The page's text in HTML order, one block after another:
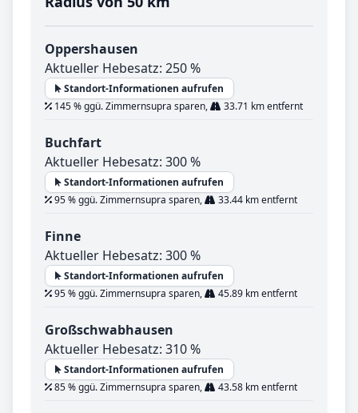
Oppershausen
Aktueller Hebesatz: 250 %
Standort-Informationen aufrufen
145 % ggü. Zimmernsupra sparen,
33.71 km entfernt
Buchfart
Aktueller Hebesatz: 300 %
Standort-Informationen aufrufen
95 % ggü. Zimmernsupra sparen,
33.44 km entfernt
Finne
Aktueller Hebesatz: 300 %
Standort-Informationen aufrufen
95 % ggü. Zimmernsupra sparen,
45.89 km entfernt
Großschwabhausen
Aktueller Hebesatz: 310 %
Standort-Informationen aufrufen
85 % ggü. Zimmernsupra sparen,
43.58 km entfernt